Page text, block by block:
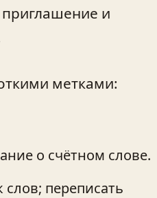
и
метками:
о счётном слове.
переписать